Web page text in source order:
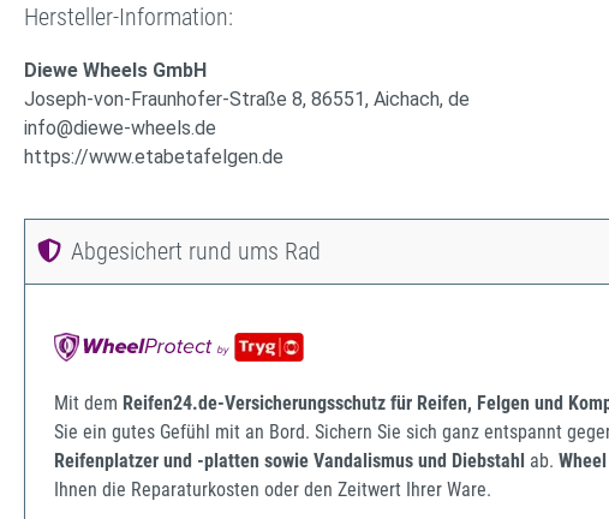
Hersteller-Information:
Diewe Wheels GmbH
Joseph-von-Fraunhofer-Straße 8, 86551, Aichach, de
info@diewe-wheels.de
https://www.etabetafelgen.de
Abgesichert rund ums Rad
Mit dem Reifen24.de-Versicherungsschutz für Reifen, Felgen und
Sie ein gutes Gefühl mit an Bord. Sichern Sie sich ganz entspannt
Reifenplatzer und -platten sowie Vandalismus und Diebstahl ab.
Ihnen die Reparaturkosten oder den Zeitwert Ihrer Ware.